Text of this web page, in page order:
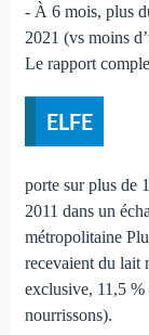
- À 6 mois, plus
2021 (vs moins
Le rapport
ELFE
porte sur plus de
2011 dans un
métropolitaine
recevaient du lait
exclusive, 11,5 %
nourrissons).